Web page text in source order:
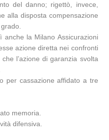
del danno; rigettò, invece,
alla disposta compensazione
la Milano Assicurazioni
azione diretta nei confronti
l’azione di garanzia svolta
per cassazione affidato a tre
memoria.
difensiva.